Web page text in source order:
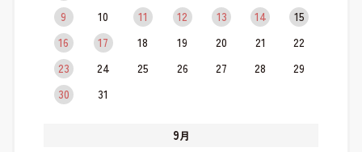
9
10 11 12 13 14
15
16
17 18 19 20 21
22
23
24 25 26 27 28
29
30
31
9月